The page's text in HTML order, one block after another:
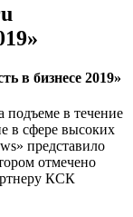
в бизнесе 2019»
подъеме в течение
в сфере высоких
представило
отмечено
КСК